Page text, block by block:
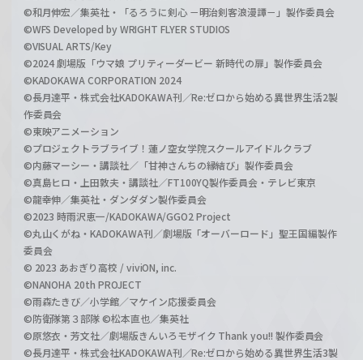
©和月伸宏／集英社・「るろうに剣心 －明治剣客浪漫譚－」製作委員会
©WFS Developed by WRIGHT FLYER STUDIOS
©VISUAL ARTS/Key
©2024 劇場版「ウマ娘 プリティーダービー 新時代の扉」製作委員会
©KADOKAWA CORPORATION 2024
©長月達平・株式会社KADOKAWA刊／Re:ゼロから始める異世界生活2製
作委員会
©東映アニメーション
©プロジェクトラブライブ！蓮ノ空女学院スクールアイドルクラブ
©内藤マーシー・講談社／「甘神さんちの縁結び」製作委員会
©真島ヒロ・上田敦夫・講談社／FT100YQ製作委員会・テレビ東京
©龍幸伸／集英社・ダンダダン製作委員会
©2023 時雨沢恵一/KADOKAWA/GGO2 Project
©丸山くがね・KADOKAWA刊／劇場版「オーバーロード」聖王国編製作
委員会
© 2023 あおぎり高校 / viviON, inc.
©NANOHA 20th PROJECT
©雨森たきび／小学館／マケイン応援委員会
©防衛隊第３部隊 ©松本直也／集英社
©原悠衣・芳文社／劇場版きんいろモザイク Thank you!! 製作委員会
©長月達平・株式会社KADOKAWA刊／Re:ゼロから始める異世界生活3製